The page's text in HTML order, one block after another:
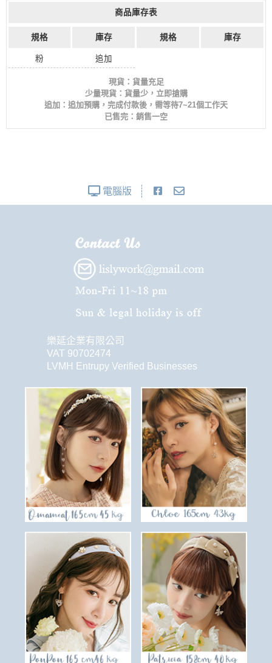
商品庫存表
規格 庫存 規格 庫存
粉 追加
現貨：貨量充足
少量現貨：貨量少，立即搶購
追加：追加預購，完成付款後，需等待7~21個工作天
已售完：銷售一空
電腦版
樂延企業有限公司
VAT 90702474
LVMH Entrupy Verified Businesses